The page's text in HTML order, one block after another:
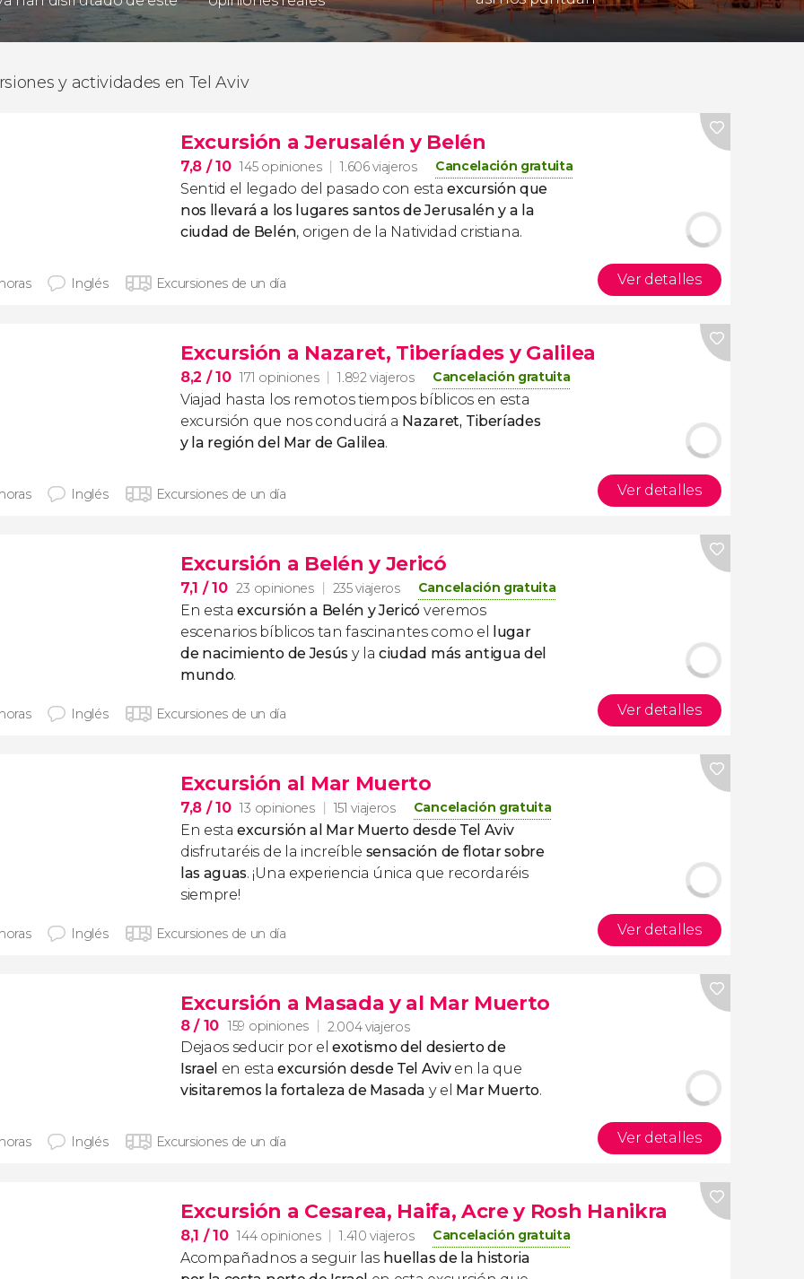
y actividades en Tel Aviv
Excursión a Jerusalén y Belén
7,8 / 10 145 opiniones 1.606 viajeros Cancelación gratuita
Sentid el legado del pasado con estaexcursión que
nos llevará a los lugares santos de Jerusalén y a la
ciudad de Belén, origen de la Natividad cristiana.
Inglés Excursiones de un día Ver detalles
Excursión a Nazaret, Tiberíades y Galilea
8,2 / 10 171 opiniones 1.892 viajeros Cancelación gratuita
Viajad hasta los remotos tiempos bíblicos en esta
excursión que nos conducirá a Nazaret, Tiberíades
y la región del Mar de Galilea.
Inglés Excursiones de un día Ver detalles
Excursión a Belén y Jericó
7,1 / 10 23 opiniones 235 viajeros Cancelación gratuita
En estaexcursión a Belén y Jericó veremos
escenarios bíblicos tan fascinantes como el
lugar
de nacimiento de Jesúsy laciudad más antigua del
mundo.
Inglés Excursiones de un día Ver detalles
Excursión al Mar Muerto
7,8 / 10 13 opiniones 151 viajeros Cancelación gratuita
En estaexcursión al Mar Muerto desde Tel Aviv
disfrutaréis de la increíble sensación de flotar sobre
las aguas. ¡Una experiencia única que recordaréis
siempre!
Inglés Excursiones de un día Ver detalles
Excursión a Masada y al Mar Muerto
8/ 10 159 opiniones 2.004 viajeros
Dejaos seducir por el exotismo del desierto de
Israel en estaexcursión desde Tel Aviven la que
visitaremos la fortaleza de Masada y el Mar Muerto.
Inglés Excursiones de un día Ver detalles
Excursión a Cesarea, Haifa, Acre y Rosh Hanikra
8,1 / 10 144 opiniones 1.410 viajeros Cancelación gratuita
Acompañadnos a seguir las huellas de la historia